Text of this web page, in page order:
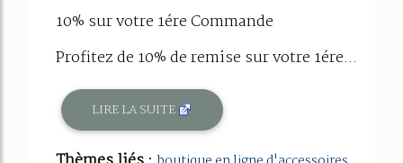
10% sur votre 1ére Commande
Profitez de 10% de remise sur votre 1ére...
LIRE LA SUITE